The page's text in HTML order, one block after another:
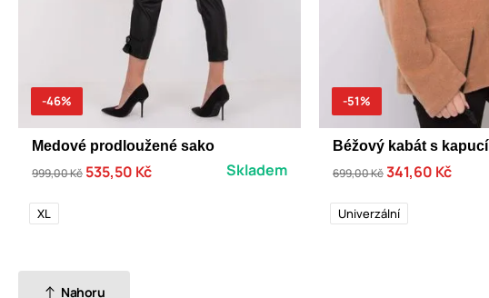
-46%
Medové prodloužené sako
999,00 Kč 535,50 Kč Skladem
XL
-51%
Béžový kabát s kapucí
699,00 Kč341,60 Kč
Univerzální
Nahoru